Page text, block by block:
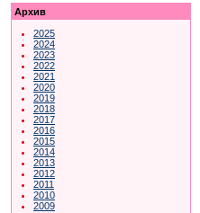
Архив
2025
2024
2023
2022
2021
2020
2019
2018
2017
2016
2015
2014
2013
2012
2011
2010
2009